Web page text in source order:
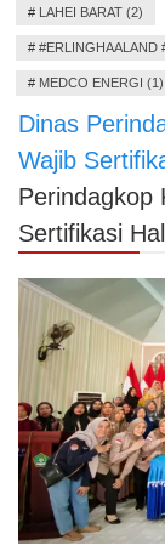
# LAHEI BARAT (2)
# #ERLINGHAALAND
# MEDCO ENERGI (1)
Dinas
Wajib
Perindagkop
Sertifikasi